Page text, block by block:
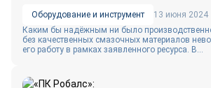
Оборудование и инструмент
13 июня 2024
Каким бы надёжным ни было
без качественных смазочных материалов
его работу в рамках заявленного ресурса. В...